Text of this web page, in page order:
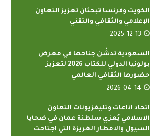
الكويت وفرنسا تبحثان تعزيز التعاون
الإعلامي والثقافي والتقني
2025-12-13
السعودية تدشّن جناحها في معرض
بولونيا الدولي للكتاب 2026 لتعزيز
حضورها الثقافي العالمي
2026-04-14
اتحاد اذاعات وتليفزيونات التعاون
الاسلامي يُعزي سلطنة عمان في ضحايا
السيول والامطار الغريزة التي اجتاحت